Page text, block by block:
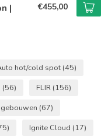
| €455,00
hot/cold spot (45)
(56) FLIR (156)
gebouwen (67)
Ignite Cloud (17)